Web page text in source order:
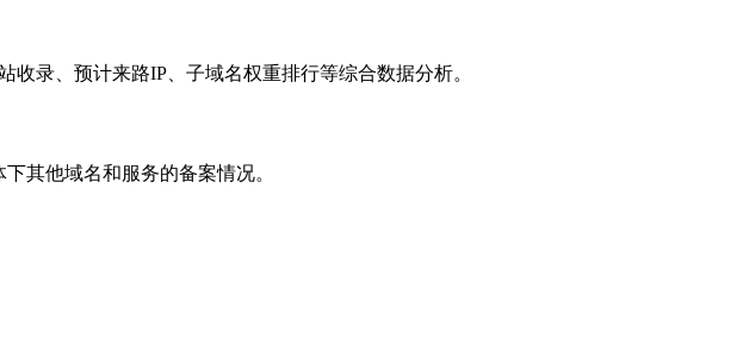
录、预计来路IP、子域名权重排行等综合数据分析。
其他域名和服务的备案情况。